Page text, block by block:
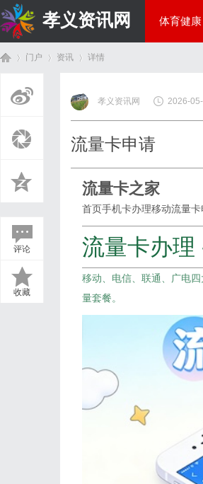
孝义资讯网 体育健康
门户 资讯
›
详情
评论
收藏
孝义资讯网 2026-
流量卡申请
流量卡之家
首页手机卡办理移动流量卡
流量卡办理
移动、电信、联通、广电
量套餐。